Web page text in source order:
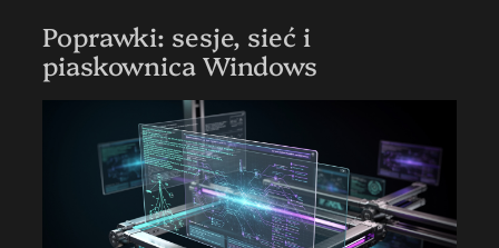
Poprawki: sesje, sieć i
piaskownica Windows